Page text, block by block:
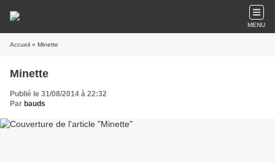
MENU
Accueil » Minette
Minette
Publié le 31/08/2014 à 22:32
Par bauds